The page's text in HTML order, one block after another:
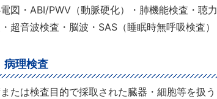
図・ABI/PWV（動脈硬化）・肺機能検査・聴力
超音波検査・脳波・SAS（睡眠時無呼吸検査）
病理検査
たは検査目的で採取された臓器・細胞等を扱う